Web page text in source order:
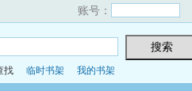
账号：
找 临时书架 我的书架